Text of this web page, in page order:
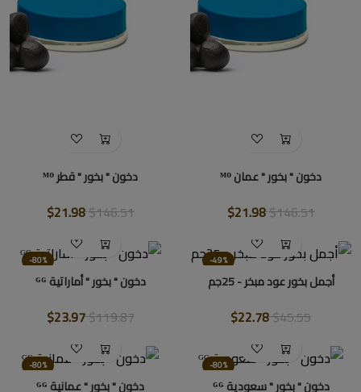
دخون " بخور " عمان ᴹᴼ
$146.51
$21.98
دخون " بخور " قطر ᴹᴼ
$146.51
$21.98
-49%
أجمل بخور عود مبخر - 25جم
$45.55
$22.78
-80%
دخون " بخور " أماراتية ᴳᴳ
$119.87
$23.97
-80%
دخون " بخور " سعودية ᴳᴳ
-80%
دخون " بخور " عمانية ᴳᴳ